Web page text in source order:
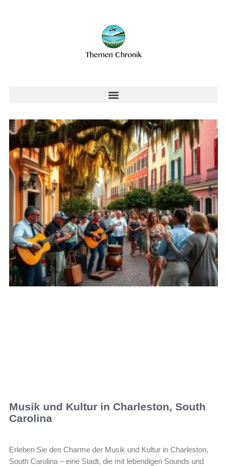
Musik und Kultur in Charleston, South
Carolina
Erleben Sie den Charme der Musik und Kultur in Charleston,
South Carolina – eine Stadt, die mit lebendigen Sounds und